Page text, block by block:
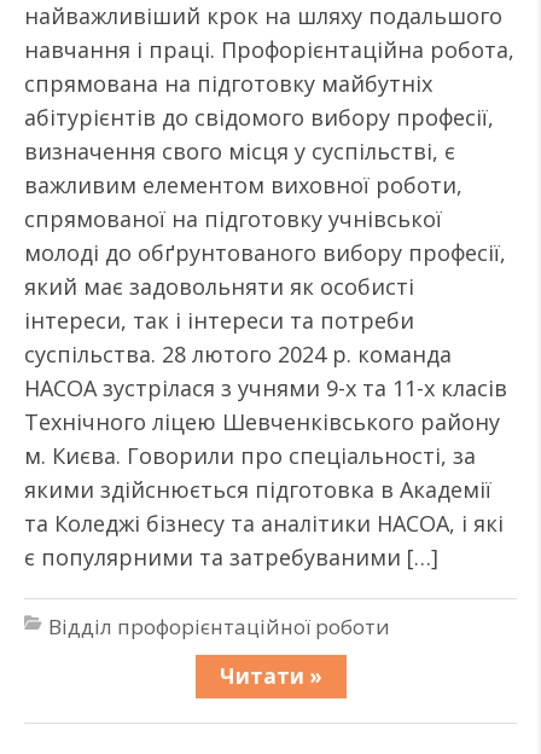
найважливіший крок на шляху подальшого
навчання і праці. Профорієнтаційна робота,
спрямована на підготовку майбутніх
абітурієнтів до свідомого вибору професії,
визначення свого місця у суспільстві, є
важливим елементом виховної роботи,
спрямованої на підготовку учнівської
молоді до обґрунтованого вибору професії,
який має задовольняти як особисті
інтереси, так і інтереси та потреби
суспільства. 28 лютого 2024 р. команда
НАСОА зустрілася з учнями 9-х та 11-х класів
Технічного ліцею Шевченківського району
м. Києва. Говорили про спеціальності, за
якими здійснюється підготовка в Академії
та Коледжі бізнесу та аналітики НАСОА, і які
є популярними та затребуваними […]
Відділ профорієнтаційної роботи
Читати »